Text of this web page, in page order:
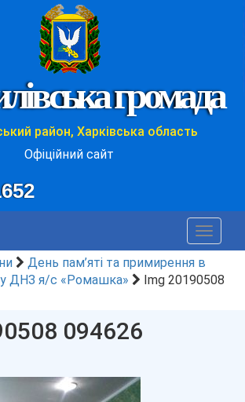
громада
район, Харківська область
Офіційний сайт
Toggle
День пам’яті та примирення в
ДНЗ я/с «Ромашка»
Img 20190508
094626